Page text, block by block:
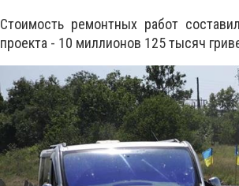
Стоимость ремонтных работ
проекта - 10 миллионов 125 тысяч